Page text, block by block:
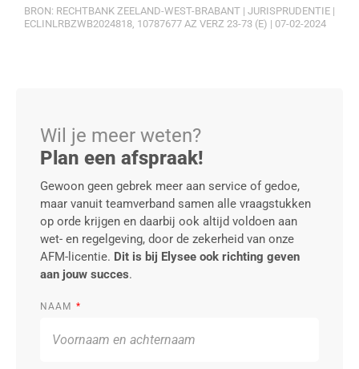
BRON: RECHTBANK ZEELAND-WEST-BRABANT | JURISPRUDENTIE |
ECLINLRBZWB2024818, 10787677 AZ VERZ 23-73 (E) | 07-02-2024
Wil je meer weten?
Plan een afspraak!
Gewoon geen gebrek meer aan service of gedoe,
maar vanuit teamverband samen alle vraagstukken
op orde krijgen en daarbij ook altijd voldoen aan
wet- en regelgeving, door de zekerheid van onze
AFM-licentie. Dit is bij Elysee ook richting geven
aan jouw succes.
NAAM